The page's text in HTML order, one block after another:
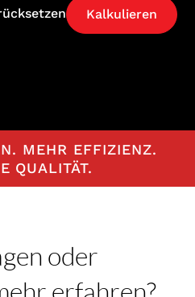
MEHR EFFIZIENZ.
QUALITÄT.
oder